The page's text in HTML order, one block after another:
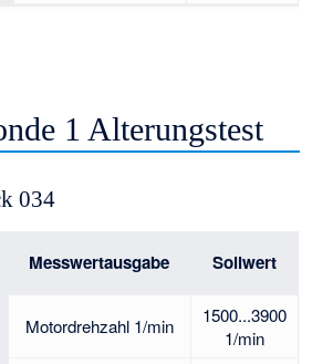
1 Alterungstest
034
Messwertausgabe Sollwert
Motordrehzahl 1/min
1500...3900
1/min